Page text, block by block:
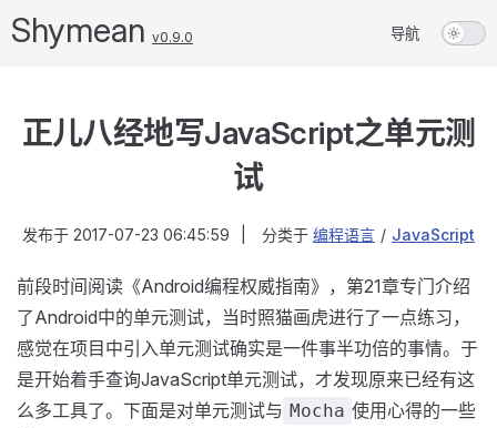
Shymean v0.9.0 导航
正儿八经地写JavaScript之单元测
试
发布于 2017-07-23 06:45:59 分类于 编程语言 / JavaScript
前段时间阅读《Android编程权威指南》，第21章专门介绍
了Android中的单元测试，当时照猫画虎进行了一点练习，
感觉在项目中引入单元测试确实是一件事半功倍的事情。于
是开始着手查询JavaScript单元测试，才发现原来已经有这
么多工具了。下面是对单元测试与 Mocha 使用心得的一些